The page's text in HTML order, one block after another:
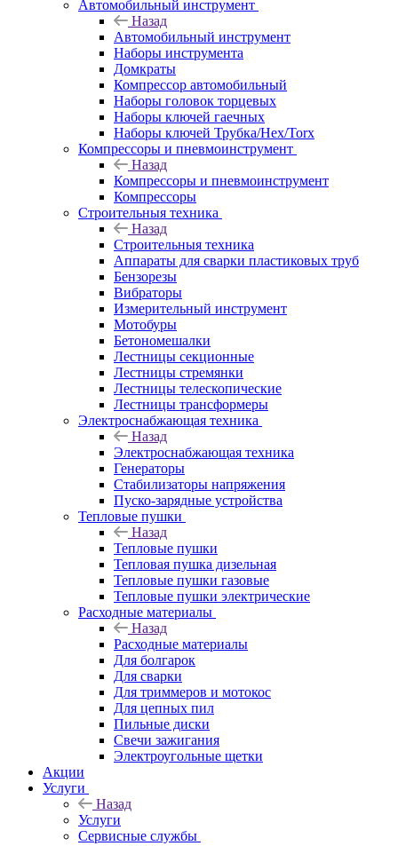
Автомобильный инструмент
Назад
Автомобильный инструмент
Наборы инструмента
Домкраты
Компрессор автомобильный
Наборы головок торцевых
Наборы ключей гаечных
Наборы ключей Трубка/Hex/Torx
Компрессоры и пневмоинструмент
Назад
Компрессоры и пневмоинструмент
Компрессоры
Строительныя техника
Назад
Строительныя техника
Аппараты для сварки пластиковых труб
Бензорезы
Вибраторы
Измерительный инструмент
Мотобуры
Бетономешалки
Лестницы секционные
Лестницы стремянки
Лестницы телескопические
Лестницы трансформеры
Электроснабжающая техника
Назад
Электроснабжающая техника
Генераторы
Стабилизаторы напряжения
Пуско-зарядные устройства
Тепловые пушки
Назад
Тепловые пушки
Тепловая пушка дизельная
Тепловые пушки газовые
Тепловые пушки электрические
Расходные материалы
Назад
Расходные материалы
Для болгарок
Для сварки
Для триммеров и мотокос
Для цепных пил
Пильные диски
Свечи зажигания
Электроугольные щетки
Акции
Услуги
Назад
Услуги
Сервисные службы